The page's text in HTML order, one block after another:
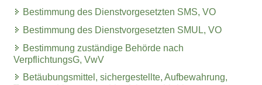
Bestimmung des Dienstvorgesetzten SMS, VO
Bestimmung des Dienstvorgesetzten SMUL, VO
Bestimmung zuständige Behörde nach
VerpflichtungsG, VwV
Betäubungsmittel, sichergestellte, Aufbewahrung,